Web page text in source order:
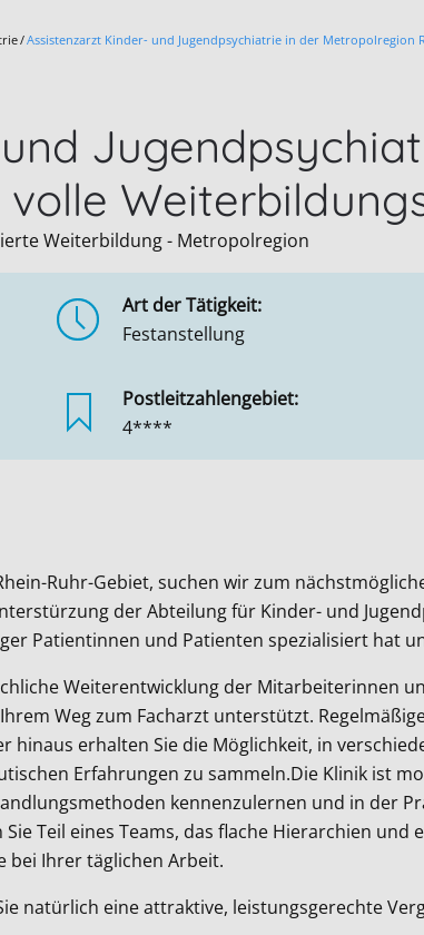
Assistenzarzt Kinder- und Jugendpsychiatrie in der Metropolregion
Weiterbildung - Metropolregion
Art der Tätigkeit:
Festanstellung
Postleitzahlengebiet:
4****
Ruhr-Gebiet, suchen wir zum
der Abteilung für Kinder- und
Patientinnen und Patienten spezialisiert hat
Weiterentwicklung der Mitarbeiterinnen
Weg zum Facharzt unterstützt.
erhalten Sie die Möglichkeit, in
Erfahrungen zu sammeln.Die Klinik ist
kennenzulernen und in der
Teil eines Teams, das flache Hierarchien
bei Ihrer täglichen Arbeit.
natürlich eine attraktive, leistungsgerechte